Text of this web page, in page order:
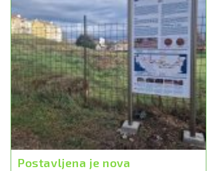
Postavljena je nova